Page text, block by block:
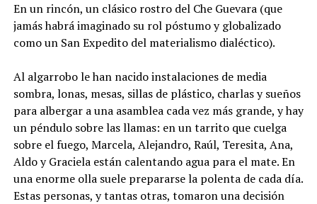
En un rincón, un clásico rostro del Che Guevara (que
jamás habrá imaginado su rol póstumo y globalizado
como un San Expedito del materialismo dialéctico).
Al algarrobo le han nacido instalaciones de media
sombra, lonas, mesas, sillas de plástico, charlas y sueños
para albergar a una asamblea cada vez más grande, y hay
un péndulo sobre las llamas: en un tarrito que cuelga
sobre el fuego, Marcela, Alejandro, Raúl, Teresita, Ana,
Aldo y Graciela están calentando agua para el mate. En
una enorme olla suele prepararse la polenta de cada día.
Estas personas, y tantas otras, tomaron una decisión